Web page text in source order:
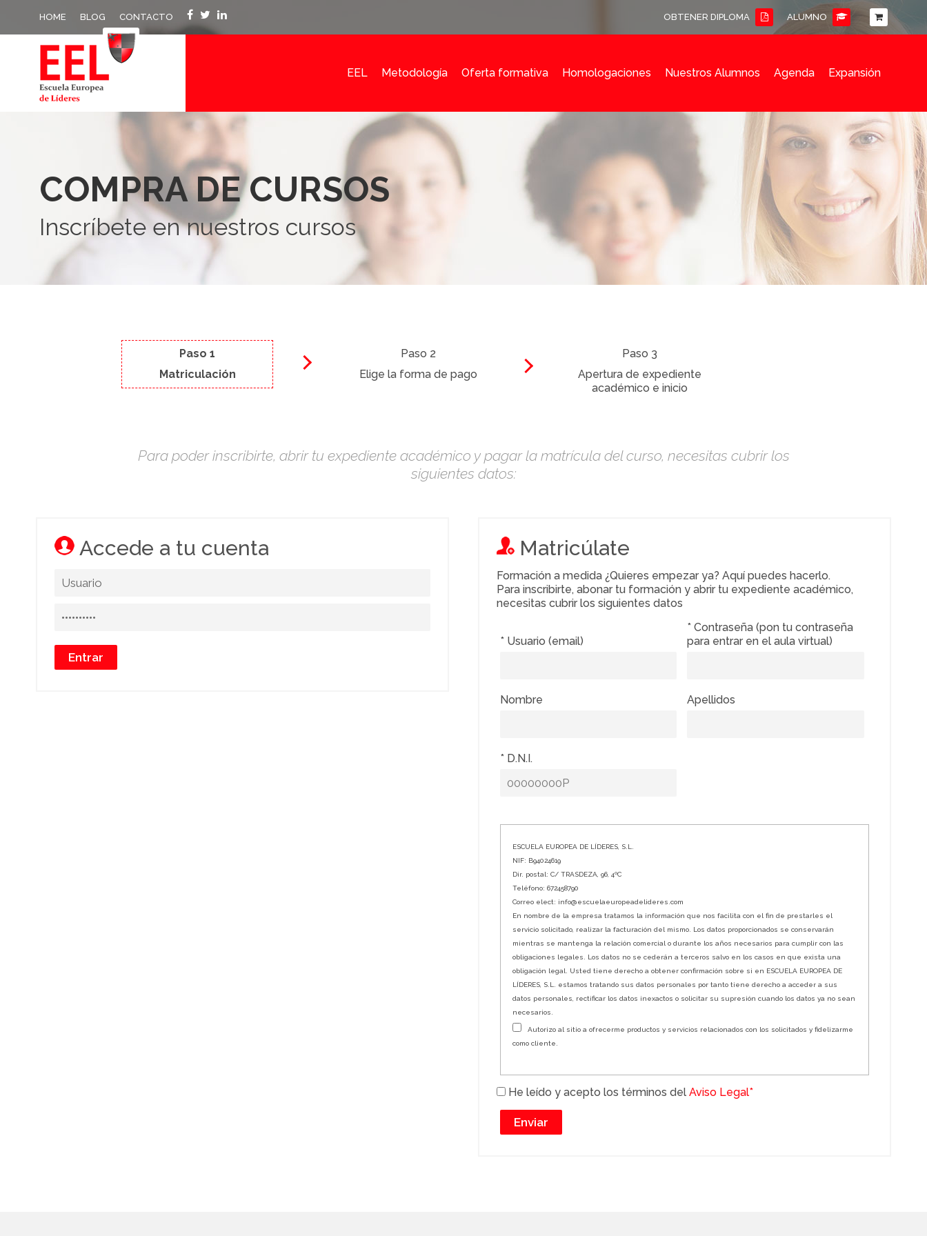
HOME BLOG CONTACTO OBTENER DIPLOMA ALUMNO
EEL Metodología Oferta formativa Homologaciones Nuestros Alumnos Agenda Expansión
COMPRA DE CURSOS
Inscríbete en nuestros cursos
Paso 1
Matriculación
Paso 2
Elige la forma de pago
Paso 3
Apertura de expediente
académico e inicio
Para poder inscribirte, abrir tu expediente académico y pagar la matrícula del curso, necesitas cubrir los
siguientes datos:
Accede a tu cuenta Matricúlate
Formación a medida ¿Quieres empezar ya? Aquí puedes hacerlo.
Para inscribirte, abonar tu formación y abrir tu expediente académico,
necesitas cubrir los siguientes datos
* Usuario (email)
* Contraseña (pon tu contraseña
para entrar en el aula virtual)
Nombre Apellidos
* D.N.I.
ESCUELA EUROPEA DE LÍDERES, S.L.
NIF: B94024619
Dir. postal: C/ TRASDEZA, 96, 4ºC
Teléfono: 672458790
Correo elect: info@escuelaeuropeadelideres.com
En nombre de la empresa tratamos la información que nos facilita con el fin de prestarles el
servicio solicitado, realizar la facturación del mismo. Los datos proporcionados se conservarán
mientras se mantenga la relación comercial o durante los años necesarios para cumplir con las
obligaciones legales. Los datos no se cederán a terceros salvo en los casos en que exista una
obligación legal. Usted tiene derecho a obtener confirmación sobre si en ESCUELA EUROPEA DE
LÍDERES, S.L. estamos tratando sus datos personales por tanto tiene derecho a acceder a sus
datos personales, rectificar los datos inexactos o solicitar su supresión cuando los datos ya no sean
necesarios.
Autorizo al sitio a ofrecerme productos y servicios relacionados con los solicitados y fidelizarme
como cliente.
He leído y acepto los términos delAviso Legal*